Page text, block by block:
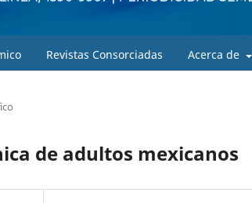
Revistas Consorciadas Acerca de
de adultos mexicanos